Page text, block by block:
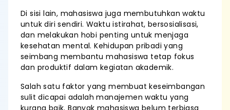
Di sisi lain, mahasiswa juga membutuhkan waktu
untuk diri sendiri. Waktu istirahat, bersosialisasi,
dan melakukan hobi penting untuk menjaga
kesehatan mental. Kehidupan pribadi yang
seimbang membantu mahasiswa tetap fokus
dan produktif dalam kegiatan akademik.
Salah satu faktor yang membuat keseimbangan
sulit dicapai adalah manajemen waktu yang
kurang baik. Banyak mahasiswa belum terbiasa